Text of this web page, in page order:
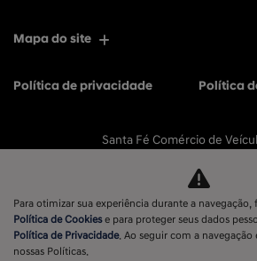
Mapa do site
Política de privacidade Política
Santa Fé Comércio de
CNPJ: 11.596.056/0001-
No trânsito, enxergar o outro
Para otimizar sua experiência durante a navegação,
Política de Cookiese para proteger seus dados
Política de Privacidade. Ao seguir com a
nossas Políticas.